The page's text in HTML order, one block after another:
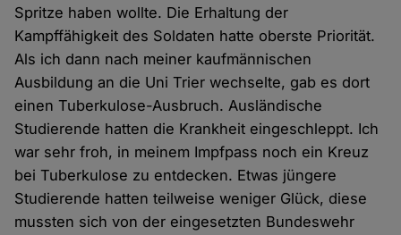
Spritze haben wollte. Die Erhaltung der
Kampffähigkeit des Soldaten hatte oberste Priorität.
Als ich dann nach meiner kaufmännischen
Ausbildung an die Uni Trier wechselte, gab es dort
einen Tuberkulose-Ausbruch. Ausländische
Studierende hatten die Krankheit eingeschleppt. Ich
war sehr froh, in meinem Impfpass noch ein Kreuz
bei Tuberkulose zu entdecken. Etwas jüngere
Studierende hatten teilweise weniger Glück, diese
mussten sich von der eingesetzten Bundeswehr